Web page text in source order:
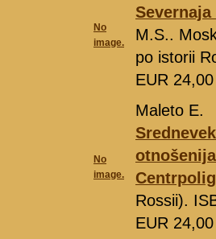
No
image.
M.S..
po istorii
EUR
No
image.
Maleto E.
Rossii).
EUR